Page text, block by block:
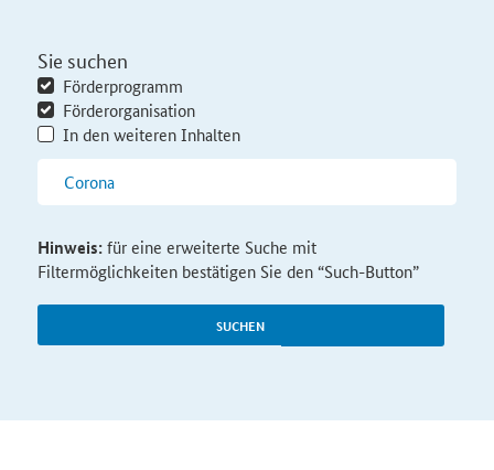
Sie suchen
Förderprogramm
Förderorganisation
In den weiteren Inhalten
SUCHEN
Hinweis:für eine erweiterte Suche mit
Filtermöglichkeiten bestätigen Sie den “Such-Button”